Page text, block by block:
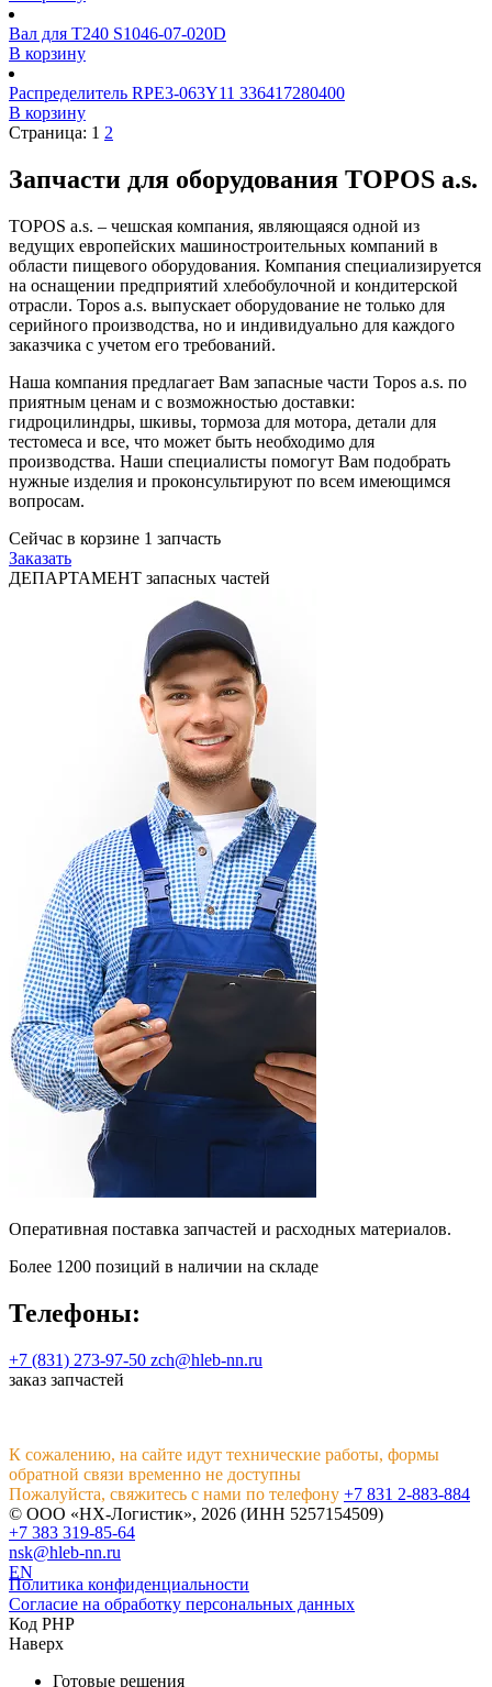
Вал для T240 S1046-07-020D
В корзину
Распределитель RPE3-063Y11 336417280400
В корзину
Страница: 1 2
Запчасти для оборудования TOPOS a.s.
TOPOS a.s. – чешская компания, являющаяся одной из
ведущих европейских машиностроительных компаний в
области пищевого оборудования. Компания специализируется
на оснащении предприятий хлебобулочной и кондитерской
отрасли. Topos a.s. выпускает оборудование не только для
серийного производства, но и индивидуально для каждого
заказчика с учетом его требований.
Наша компания предлагает Вам запасные части Topos a.s. по
приятным ценам и с возможностью доставки:
гидроцилиндры, шкивы, тормоза для мотора, детали для
тестомеса и все, что может быть необходимо для
производства. Наши специалисты помогут Вам подобрать
нужные изделия и проконсультируют по всем имеющимся
вопросам.
Сейчас в корзине 1 запчасть
Заказать
ДЕПАРТАМЕНТ запасных частей
Оперативная поставка запчастей и расходных материалов.
Более 1200 позиций в наличии на складе
Телефоны:
+7 (831) 273-97-50 zch@hleb-nn.ru
заказ запчастей
К сожалению, на сайте идут технические работы, формы
обратной связи временно не доступны
Пожалуйста, свяжитесь с нами по телефону +7 831 2-883-884
© ООО «НХ-Логистик», 2026 (ИНН 5257154509)
+7 383 319-85-64
nsk@hleb-nn.ru
EN
Политика конфиденциальности
Согласие на обработку персональных данных
Код PHP
Наверх
Готовые решения